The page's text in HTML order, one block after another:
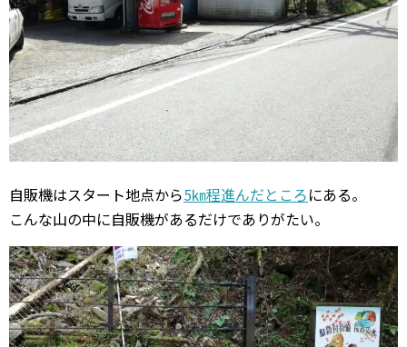
自販機はスタート地点から5㎞程進んだところにある。
こんな山の中に自販機があるだけでありがたい。